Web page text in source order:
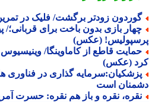
زودتر برگشت/ فلیک در تمرین
بازی بدون باخت برای قربانی؛/
(عکس)
قاطع از کاماوینگا/ وینیسیوس
(عکس)
گذاری در فناوری های
است
نقره و باز هم نقره: حسرت آمریکا 10 ساله شد